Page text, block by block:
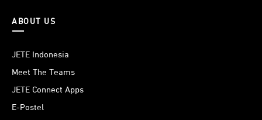
ABOUT US
JETE Indonesia
Meet The Teams
JETE Connect Apps
E-Postel